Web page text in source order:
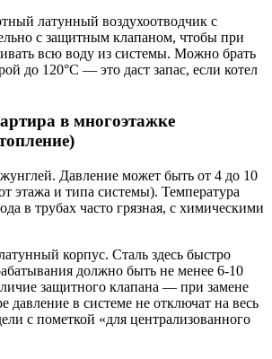
латунный воздухоотводчик с
с защитным клапаном, чтобы при
всю воду из системы. Можно брать
до 120°C — это даст запас, если котел
в многоэтажке
Давление может быть от 4 до 10
этажа и типа системы). Температура
в трубах часто грязная, с химическими
корпус. Сталь здесь быстро
должно быть не менее 6-10
защитного клапана — при замене
давление в системе не отключат на весь
с пометкой «для централизованного